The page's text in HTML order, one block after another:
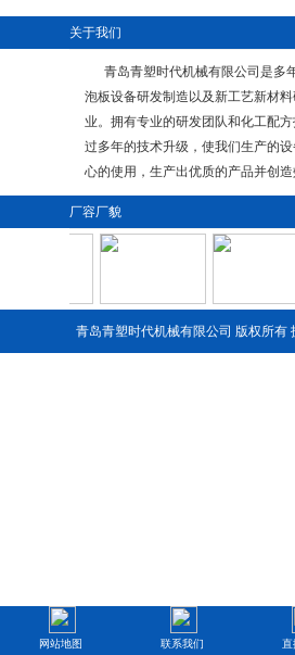
关于我们
青岛青塑时代机械有限公司是多
泡板设备研发制造以及新工艺新材
业。拥有专业的研发团队和化工配
过多年的技术升级，使我们生产的
心的使用，生产出优质的产品并创造
厂容厂貌
青岛青塑时代机械有限公司 版权所有
网站地图 联系我们 直